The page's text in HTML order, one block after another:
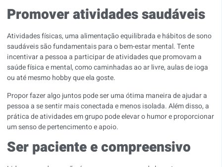
Promover atividades saudáveis
Atividades físicas, uma alimentação equilibrada e hábitos de sono
saudáveis são fundamentais para o bem-estar mental. Tente
incentivar a pessoa a participar de atividades que promovam a
saúde física e mental, como caminhadas ao ar livre, aulas de ioga
ou até mesmo hobby que ela goste.
Propor fazer algo juntos pode ser uma ótima maneira de ajudar a
pessoa a se sentir mais conectada e menos isolada. Além disso, a
prática de atividades em grupo pode elevar o humor e proporcionar
um senso de pertencimento e apoio.
Ser paciente e compreensivo